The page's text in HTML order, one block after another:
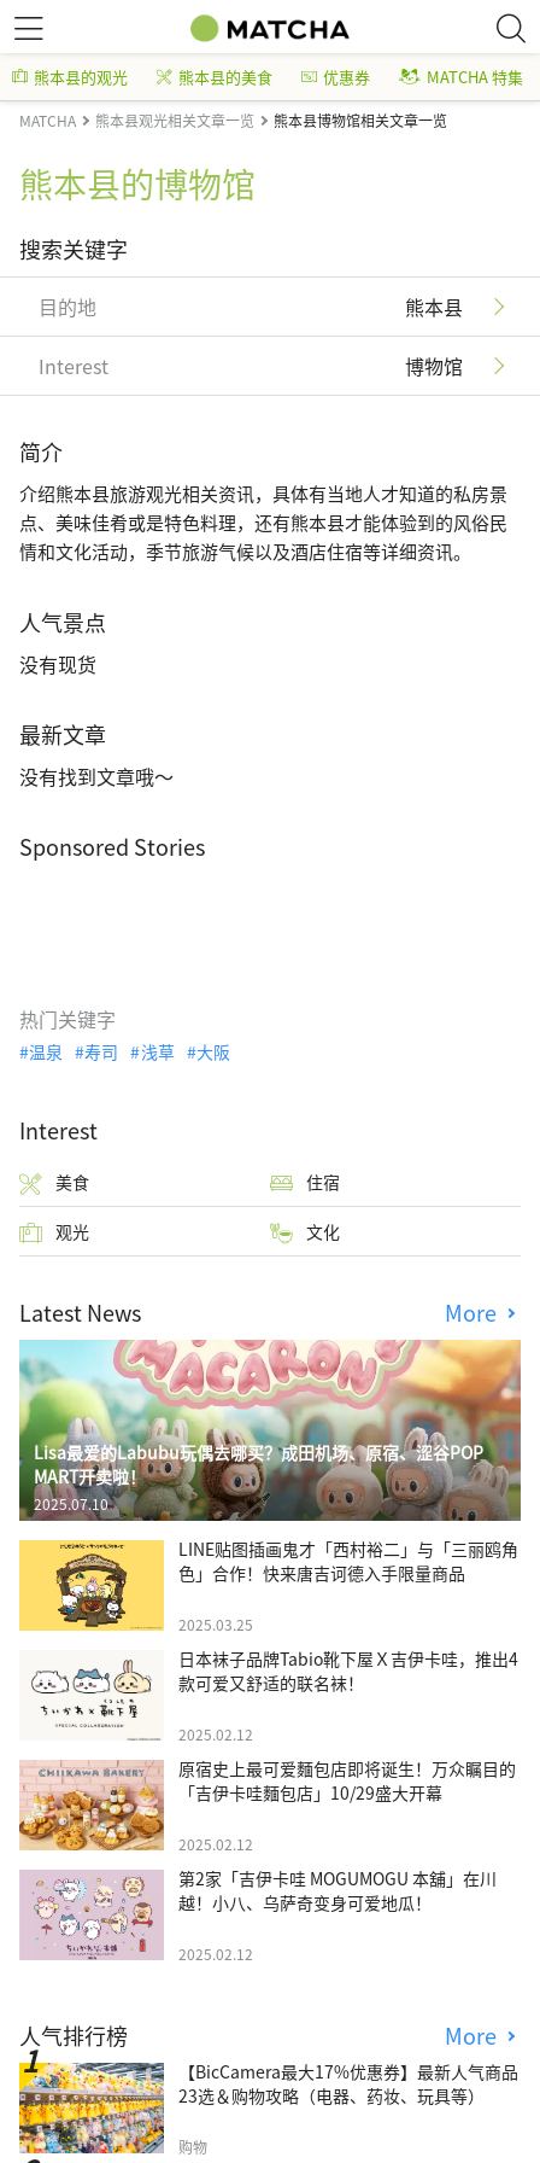
熊本县的观光 熊本县的美食 优惠券 MATCHA 特集
MATCHA 熊本县观光相关文章一览 熊本县博物馆相关文章一览
熊本县的博物馆
搜索关键字
目的地 熊本县
Interest 博物馆
简介
介绍熊本县旅游观光相关资讯，具体有当地人才知道的私房景
点、美味佳肴或是特色料理，还有熊本县才能体验到的风俗民
情和文化活动，季节旅游气候以及酒店住宿等详细资讯。
人气景点
没有现货
最新文章
没有找到文章哦～
Sponsored Stories
热门关键字
温泉 寿司 浅草 大阪
Interest
美食 住宿
观光 文化
Latest News More
Lisa最爱的Labubu玩偶去哪买？成田机场、原宿、涩谷POP
MART开卖啦！
2025.07.10
LINE贴图插画鬼才「西村裕二」与「三丽鸥角
色」合作！快来唐吉诃德入手限量商品
2025.03.25
日本袜子品牌Tabio靴下屋Ｘ吉伊卡哇，推出4
款可爱又舒适的联名袜！
2025.02.12
原宿史上最可爱麵包店即将诞生！万众瞩目的
「吉伊卡哇麵包店」10/29盛大开幕
2025.02.12
第2家「吉伊卡哇 MOGUMOGU 本舖」在川
越！小八、乌萨奇变身可爱地瓜！
2025.02.12
人气排行榜 More
【BicCamera最大17%优惠券】最新人气商品
23选＆购物攻略（电器、药妆、玩具等）
购物